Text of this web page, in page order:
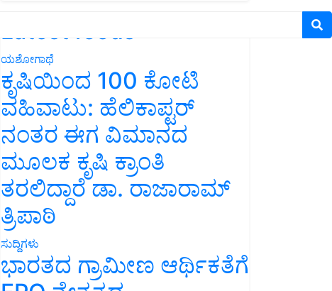
Latest feeds
ಯಶೋಗಾಥೆ
ಕೃಷಿಯಿಂದ 100 ಕೋಟಿ
ವಹಿವಾಟು: ಹೆಲಿಕಾಪ್ಟರ್
ನಂತರ ಈಗ ವಿಮಾನದ
ಮೂಲಕ ಕೃಷಿ ಕ್ರಾಂತಿ
ತರಲಿದ್ದಾರೆ ಡಾ. ರಾಜಾರಾಮ್
ತ್ರಿಪಾಠಿ
ಸುದ್ದಿಗಳು
ಭಾರತದ ಗ್ರಾಮೀಣ ಆರ್ಥಿಕತೆಗೆ